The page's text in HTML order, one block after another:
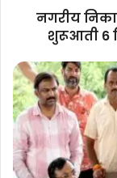
26
हजार
आवेदन
नगरीय
शुरूआती 6
बसामन
मामा
गौ
वन्य-
विहार
गौवंश
को